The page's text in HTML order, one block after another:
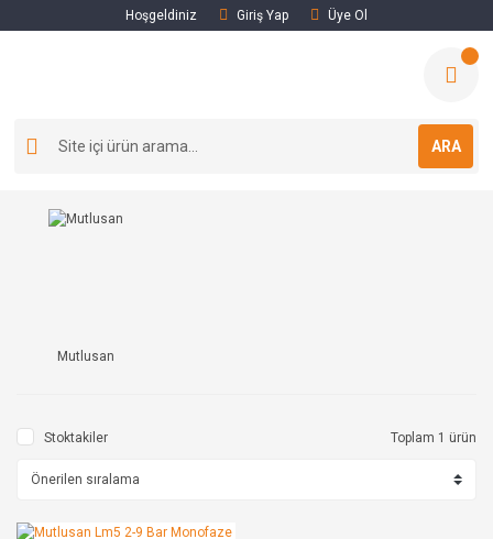
Hoşgeldiniz Giriş Yap Üye Ol
ARA
Mutlusan
Stoktakiler Toplam 1 ürün